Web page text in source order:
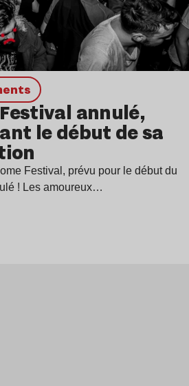
annulé,
le début de sa
Festival, prévu pour le début du
! Les amoureux…